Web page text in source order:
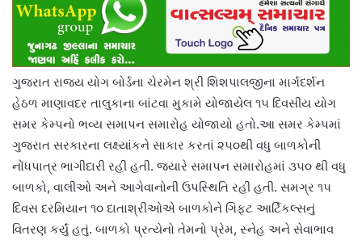
ગુજરાત રાજ્ય યોગ બોર્ડના ચેરમેન શ્રી શિશપાલજીના માર્ગદર્શન
હેઠળ માણાવદર તાલુકાના બાંટવા મુકામે યોજાયેલ ૧૫ દિવસીય યોગ
સમર કેમ્પનો ભવ્ય સમાપન સમારોહ યોજાયો હતો.આ સમર કેમ્પમાં
ગુજરાત સરકારના લક્ષ્યાંકને સાકાર કરતાં ૨૫૦થી વધુ બાળકોની
નોંધપાત્ર ભાગીદારી રહી હતી. જ્યારે સમાપન સમારોહમાં ૩૫૦ થી વધુ
બાળકો, વાલીઓ અને આગેવાનોની ઉપસ્થિતિ રહી હતી. સમગ્ર ૧૫
દિવસ દરમિયાન ૧૦ દાતાશ્રીઓએ બાળકોને ગિફ્ટ આર્ટિકલ્સનું
વિતરણ કર્યું હતું. બાળકો પ્રત્યેનો તેમનો પ્રેમ, સ્નેહ અને સેવાભાવ